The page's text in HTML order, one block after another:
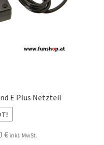
E Plus Netzteil
€ inkl. MwSt.